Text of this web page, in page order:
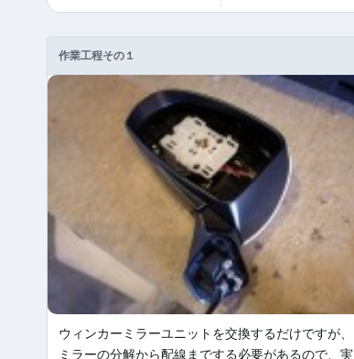
作業工程その１
ウィンカーミラーユニットを交換するだけですが、
ミラーの分解から配線までする必要があるので、実